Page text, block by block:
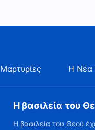
Μαρτυρίες Η Νέα
Η βασιλεία του
Η βασιλεία του Θεού